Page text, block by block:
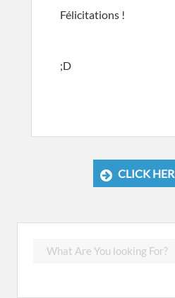
Félicitations !
;D
CLICK